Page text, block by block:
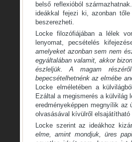
belső reflexióból
ideákkal fejezi ki, azonban
beszerezheti.
Locke filozófiájában a lélek
lenyomat, pecsételés
amelyeket azonban sem nem
egyáltalában valamit, akkor
észleljük. A magam
bepecsételhetnénk az elmébe
Locke elméletében a
Ezáltal a megismerés a külvilág
eredményeképpen megnyílik
olvasásával kívülről elsajátítható
Locke szerint az ideákhoz
elme, amint mondjuk, üres